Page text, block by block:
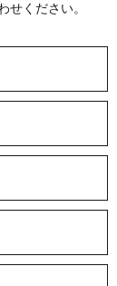
せください。